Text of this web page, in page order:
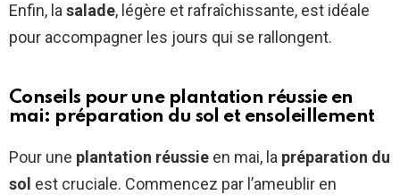
Enfin, lasalade, légère et rafraîchissante, est idéale
pour accompagner les jours qui se rallongent.
Conseils pour une plantation réussie en
mai: préparation du sol et ensoleillement
Pour une plantation réussie en mai, la préparation du
sol est cruciale. Commencez par l’ameublir en